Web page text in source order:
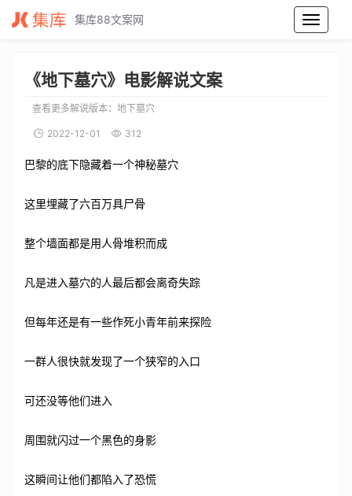
地下墓穴电影解说文案_地下墓穴电影解说词_地下墓穴电影解说稿
集库88文案网
《地下墓穴》电影解说文案
查看更多解说版本： 地下墓穴
2022-12-01 312
巴黎的底下隐藏着一个神秘墓穴
这里埋藏了六百万具尸骨
整个墙面都是用人骨堆积而成
凡是进入墓穴的人最后都会离奇失踪
但每年还是有一些作死小青年前来探险
一群人很快就发现了一个狭窄的入口
可还没等他们进入
周围就闪过一个黑色的身影
这瞬间让他们都陷入了恐慌